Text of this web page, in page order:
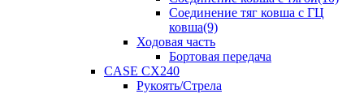
Соединение тяг ковша с ГЦ
ковша(9)
Ходовая часть
Бортовая передача
CASE CX240
Рукоять/Стрела